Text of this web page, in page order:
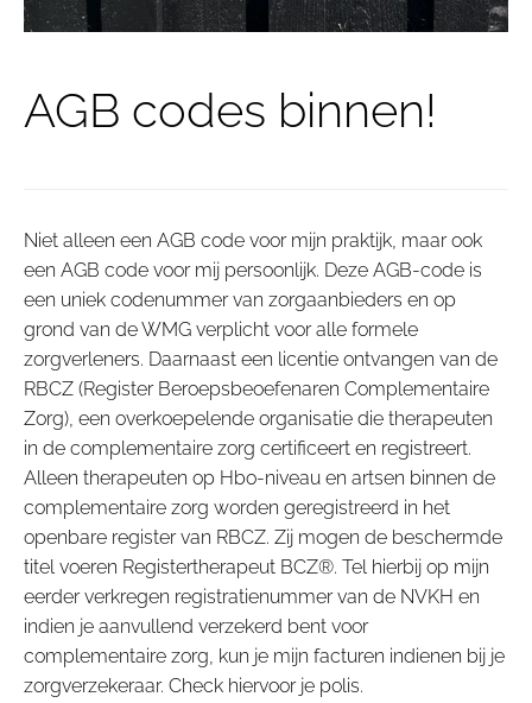
AGB codes binnen!
Niet alleen een AGB code voor mijn praktijk, maar ook
een AGB code voor mij persoonlijk. Deze AGB-code is
een uniek codenummer van zorgaanbieders en op
grond van de WMG verplicht voor alle formele
zorgverleners. Daarnaast een licentie ontvangen van de
RBCZ (Register Beroepsbeoefenaren Complementaire
Zorg), een overkoepelende organisatie die therapeuten
in de complementaire zorg certificeert en registreert.
Alleen therapeuten op Hbo-niveau en artsen binnen de
complementaire zorg worden geregistreerd in het
openbare register van RBCZ. Zij mogen de beschermde
titel voeren Registertherapeut BCZ®. Tel hierbij op mijn
eerder verkregen registratienummer van de NVKH en
indien je aanvullend verzekerd bent voor
complementaire zorg, kun je mijn facturen indienen bij je
zorgverzekeraar. Check hiervoor je polis.